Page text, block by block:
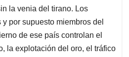
la venia del tirano. Los
por supuesto miembros del
de ese país controlan el
la explotación del oro, el tráfico